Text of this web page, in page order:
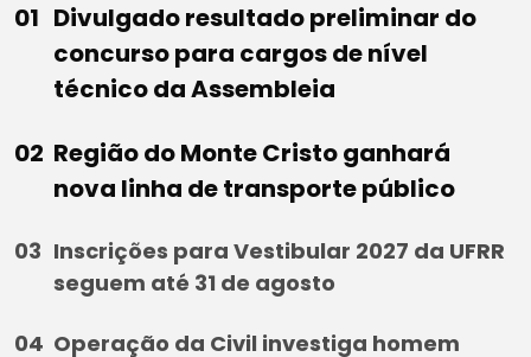
Divulgado resultado preliminar do
concurso para cargos de nível
técnico da Assembleia
Região do Monte Cristo ganhará
nova linha de transporte público
Inscrições para Vestibular 2027 da UFRR
seguem até 31 de agosto
Operação da Civil investiga homem